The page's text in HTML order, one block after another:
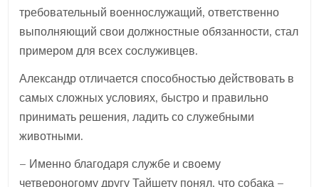
требовательный военнослужащий, ответственно
выполняющий свои должностные обязанности, стал
примером для всех сослуживцев.
Александр отличается способностью действовать в
самых сложных условиях, быстро и правильно
принимать решения, ладить со служебными
животными.
– Именно благодаря службе и своему
четвероногому другу Тайшету понял, что собака –